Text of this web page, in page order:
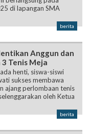
di lapangan SMA
berita
Anggun dan
Tenis Meja
henti, siswa-siswi
sukses membawa
ajang perlombaan tenis
oleh Ketua
berita